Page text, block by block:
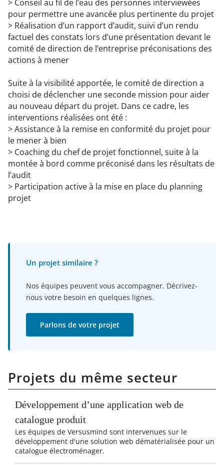
> Conseil au fil de l’eau des personnes interviewées
pour permettre une avancée plus pertinente du projet
> Réalisation d’un rapport d’audit, suivi d’un rendu
factuel des constats lors d’une présentation devant le
comité de direction de l’entreprise préconisations des
actions à mener
Suite à la visibilité apportée, le comité de direction a
choisi de déclencher une seconde mission pour aider
au nouveau départ du projet. Dans ce cadre, les
interventions réalisées ont été :
> Assistance à la remise en conformité du projet pour
le mener à bien
> Coaching du chef de projet fonctionnel, suite à la
montée à bord comme préconisé dans les résultats de
l’audit
> Participation active à la mise en place du planning
projet
Un projet similaire ?
Nos équipes peuvent vous accompagner. Décrivez-
nous votre besoin en quelques lignes.
Parlons de votre projet
Projets du même secteur
Développement d’une application web de
catalogue produit​
Les équipes de Versusmind sont intervenues sur le
développement d'une solution web dématérialisée pour un
catalogue électroménager.